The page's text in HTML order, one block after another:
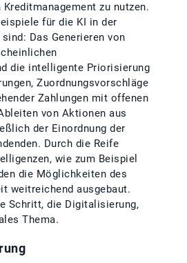
zu nutzen.
für die KI in der
Das Generieren von
die intelligente Priorisierung
Zuordnungsvorschläge
Zahlungen mit offenen
von Aktionen aus
der Einordnung der
Durch die Reife
wie zum Beispiel
die Möglichkeiten des
weitreichend ausgebaut.
Schritt, die Digitalisierung,
Thema.